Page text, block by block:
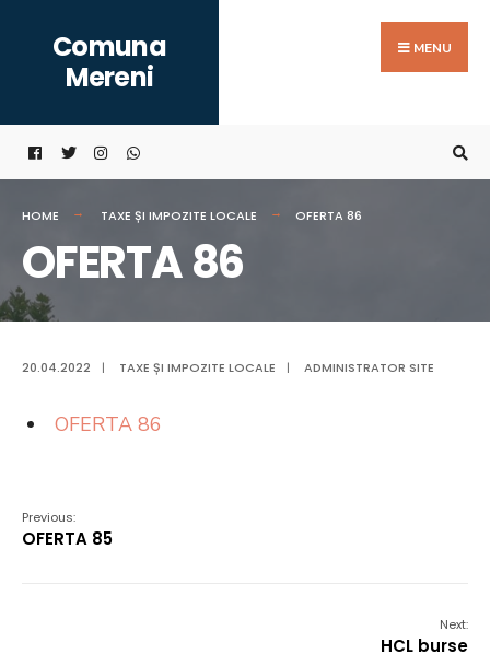
content
Comuna
Mereni
MENU
HOME TAXE ȘI IMPOZITE LOCALE OFERTA 86
OFERTA 86
20.04.2022 | TAXE ȘI IMPOZITE LOCALE | ADMINISTRATOR SITE
OFERTA 86
Previous:
OFERTA 85
Next:
HCL burse
for: